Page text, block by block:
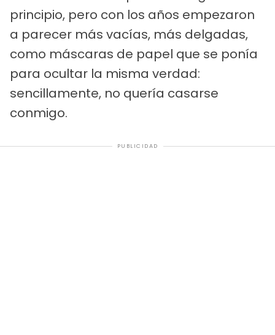
principio, pero con los años empezaron
a parecer más vacías, más delgadas,
como máscaras de papel que se ponía
para ocultar la misma verdad:
sencillamente, no quería casarse
conmigo.
PUBLICIDAD